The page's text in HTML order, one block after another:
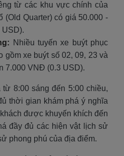
từ các khu vực chính của
(Old Quarter) có giá 50.000 -
USD).
Nhiều tuyến xe buýt phục
gồm xe buýt số 02, 09, 23 và
7.000 VNĐ (0.3 USD).
8:00 sáng đến 5:00 chiều,
thời gian khám phá ý nghĩa
được khuyến khích đến
đầy đủ các hiện vật lịch sử
phong phú của địa điểm.